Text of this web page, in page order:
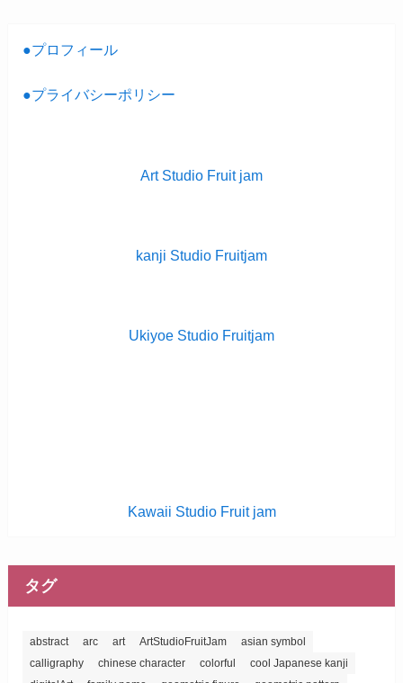
●プロフィール
●プライバシーポリシー
Art Studio Fruit jam
kanji Studio Fruitjam
Ukiyoe Studio Fruitjam
Kawaii Studio Fruit jam
タグ
abstract arc art ArtStudioFruitJam
asian symbol
calligraphy
chinese character colorful
cool Japanese kanji